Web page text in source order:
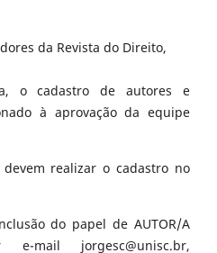
da Revista do Direito,
o cadastro de autores e
à aprovação da equipe
realizar o cadastro no
do papel de AUTOR/A
mail jorgesc@unisc.br,